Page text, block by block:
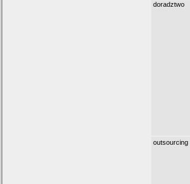
doradztwo
outsourcing